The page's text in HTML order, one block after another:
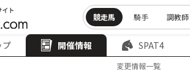
競走馬 騎手 調教師
プ 開催情報 SPAT4
変更情報一覧